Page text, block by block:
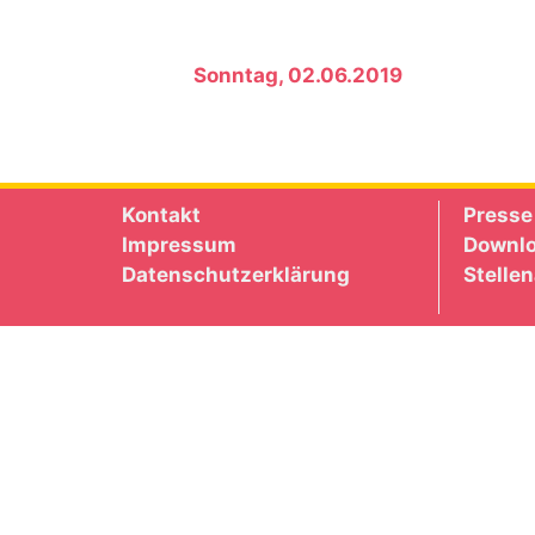
Sonntag, 02.06.2019
Kontakt
Impressum
Datenschutzerklärung
Presse